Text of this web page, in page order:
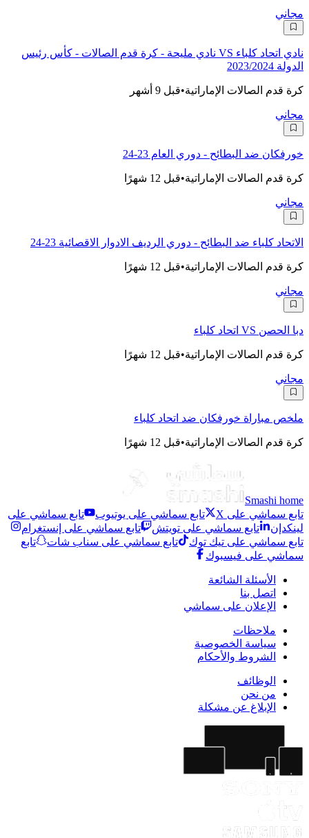
مجاني
نادي اتحاد كلباء VS نادي مليحة - كرة قدم الصالات - كأس رئيس
الدولة 2023/2024
كرة قدم الصالات الإماراتية•قبل 9 أشهر
مجاني
خورفكان ضد البطائح - دوري العام 23-24
كرة قدم الصالات الإماراتية•قبل 12 شهرًا
مجاني
الاتحاد كلباء ضد البطائح - دوري الرديف الادوار الاقصائية 23-24
كرة قدم الصالات الإماراتية•قبل 12 شهرًا
مجاني
دبا الحصن VS اتحاد كلباء
كرة قدم الصالات الإماراتية•قبل 12 شهرًا
مجاني
ملخص مباراة خورفكان ضد اتحاد كلباء
كرة قدم الصالات الإماراتية•قبل 12 شهرًا
Smashi home
تابع سماشي على X
تابع سماشي على يوتيوب
تابع سماشي على
لينكدإن
تابع سماشي على تويتش
تابع سماشي على إنستغرام
تابع سماشي على تيك توك
تابع سماشي على سناب شات
تابع
سماشي على فيسبوك
الأسئلة الشائعة
اتصل بنا
الإعلان على سماشي
ملاحظات
سياسة الخصوصية
الشروط والأحكام
الوظائف
من نحن
الإبلاغ عن مشكلة